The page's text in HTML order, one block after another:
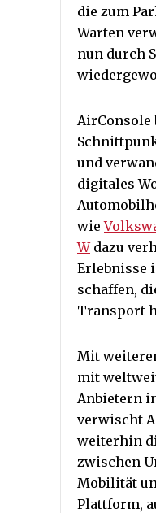
die zum
Warten
nun durch
AirConsole
und
digitales
wie
Wdazu
Erlebnisse
schaffen,
Transport
Mit
mit
Anbietern
verwischt
weiterhin
zwischen
Mobilität
Plattform,